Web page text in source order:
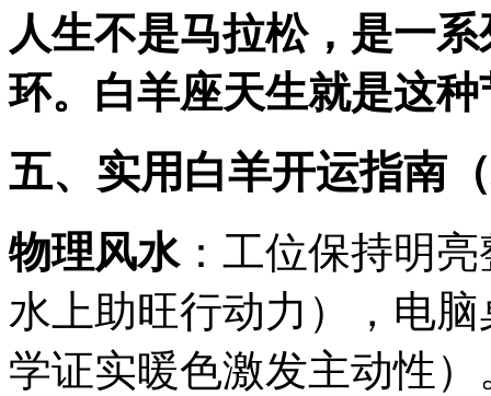
人生不是马拉松，是一
环。白羊座天生就是这
五、实用白羊开运指南
物理风水：工位保持明亮
水上助旺行动力），电
学证实暖色激发主动性）